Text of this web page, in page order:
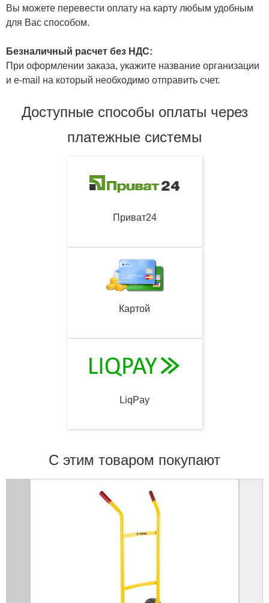
Вы можете перевести оплату на карту любым удобным
для Вас способом.
Безналичный расчет без НДС:
При оформлении заказа, укажите название организации
и e-mail на который необходимо отправить счет.
Доступные способы оплаты через
платежные системы
Приват24
Картой
LiqPay
С этим товаром покупают